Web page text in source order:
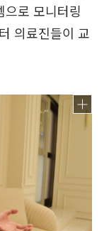
로 모니터링
의료진들이 교